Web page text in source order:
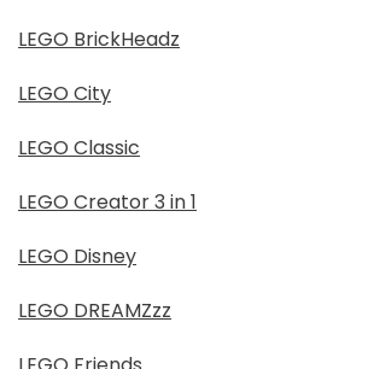
LEGO BrickHeadz
LEGO City
LEGO Classic
LEGO Creator 3 in 1
LEGO Disney
LEGO DREAMZzz